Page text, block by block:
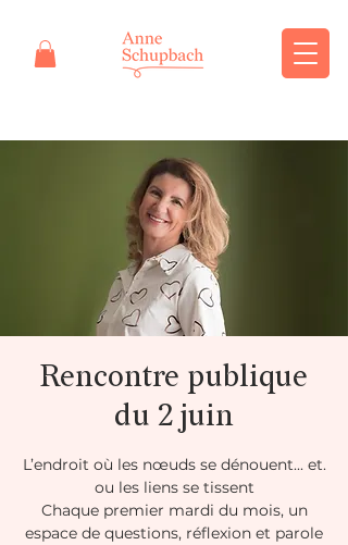
Rencontre publique
du 2 juin
L’endroit où les nœuds se dénouent... et.
ou les liens se tissent
Chaque premier mardi du mois, un
espace de questions, réflexion et parole